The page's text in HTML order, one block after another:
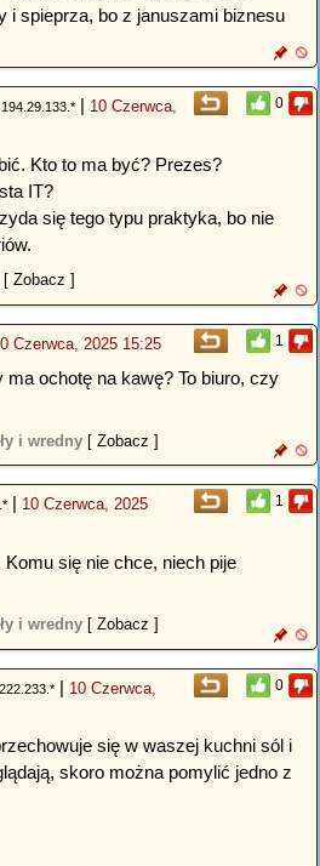
i spieprza, bo z januszami biznesu
0
194.29.133.* | 10 Czerwca,
Kto to ma być? Prezes?
IT?
się tego typu praktyka, bo nie
[ Zobacz ]
1
Czerwca, 2025 15:25
ma ochotę na kawę? To biuro, czy
i wredny [ Zobacz ]
1
| 10 Czerwca, 2025
się nie chce, niech pije
i wredny [ Zobacz ]
0
| 10 Czerwca,
się w waszej kuchni sól i
skoro można pomylić jedno z